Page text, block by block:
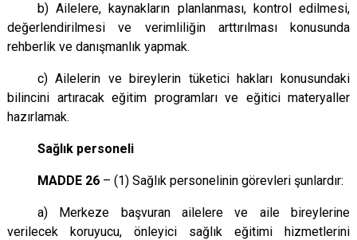
b) Ailelere, kaynakların planlanması, kontrol edilmesi,
değerlendirilmesi ve verimliliğin arttırılması konusunda
rehberlik ve danışmanlık yapmak.
c) Ailelerin ve bireylerin tüketici hakları konusundaki
bilincini artıracak eğitim programları ve eğitici materyaller
hazırlamak.
Sağlık personeli
MADDE 26– (1) Sağlık personelinin görevleri şunlardır:
a) Merkeze başvuran ailelere ve aile bireylerine
verilecek koruyucu, önleyici sağlık eğitimi hizmetlerini